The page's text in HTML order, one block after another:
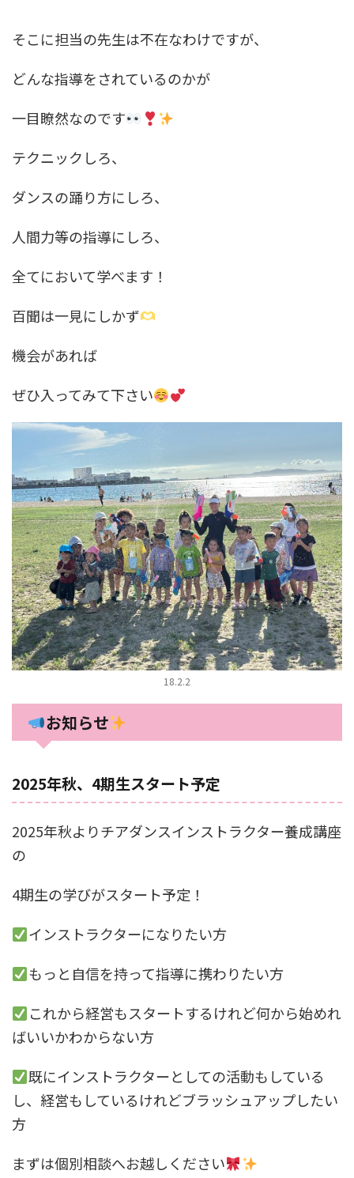
そこに担当の先生は不在なわけですが、
どんな指導をされているのかが
一目瞭然なのです
テクニックしろ、
ダンスの踊り方にしろ、
人間力等の指導にしろ、
全てにおいて学べます！
百聞は一見にしかず
機会があれば
ぜひ入ってみて下さい
18.2.2
お知らせ
2025年秋、4期生スタート予定
2025年秋よりチアダンスインストラクター養成講座
の
4期生の学びがスタート予定！
インストラクターになりたい方
もっと自信を持って指導に携わりたい方
これから経営もスタートするけれど何から始めれ
ばいいかわからない方
既にインストラクターとしての活動もしている
し、経営もしているけれどブラッシュアップしたい
方
まずは個別相談へお越しください